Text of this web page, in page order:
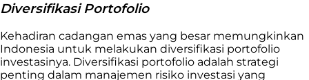
Diversifikasi Portofolio
Kehadiran cadangan emas yang besar memungkinkan
Indonesia untuk melakukan diversifikasi portofolio
investasinya. Diversifikasi portofolio adalah strategi
penting dalam manajemen risiko investasi yang